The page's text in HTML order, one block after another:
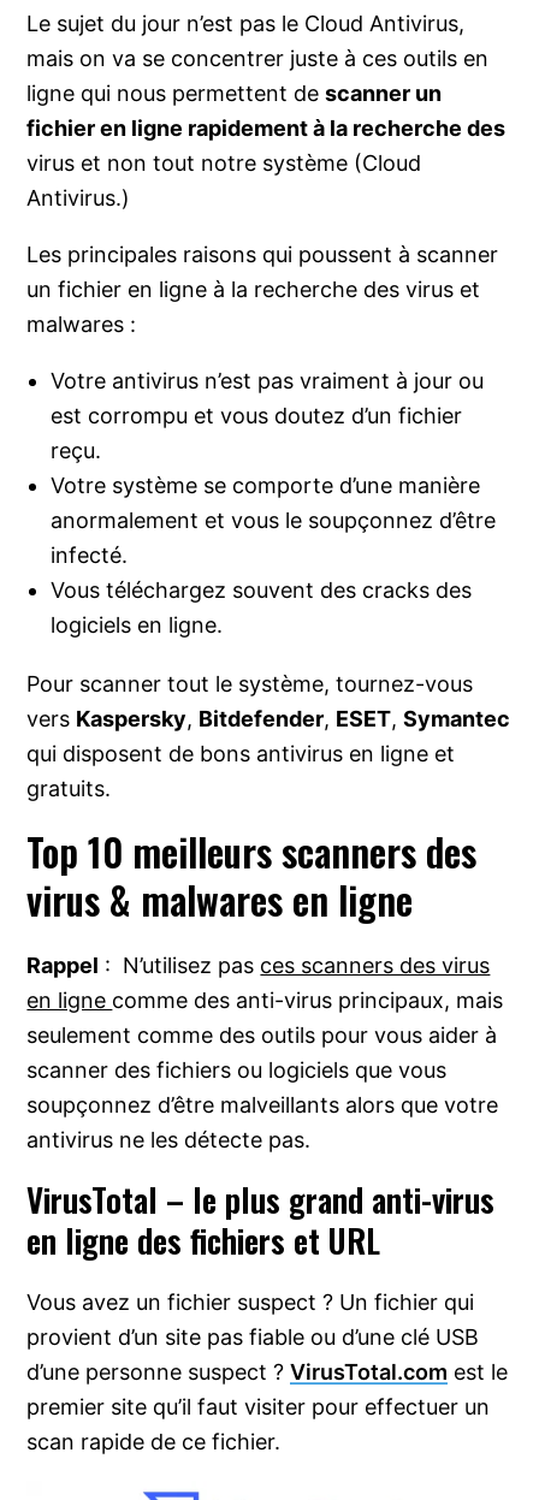
Le sujet du jour n’est pas le Cloud Antivirus,
mais on va se concentrer juste à ces outils en
ligne qui nous permettent descanner un
fichier en ligne rapidement à la recherche des
virus et non tout notre système (Cloud
Antivirus.)
Les principales raisons qui poussent à scanner
un fichier en ligne à la recherche des virus et
malwares :
Votre antivirus n’est pas vraiment à jour ou
est corrompu et vous doutez d’un fichier
reçu.
Votre système se comporte d’une manière
anormalement et vous le soupçonnez d’être
infecté.
Vous téléchargez souvent des cracks des
logiciels en ligne.
Pour scanner tout le système, tournez-vous
vers Kaspersky, Bitdefender, ESET,Symantec
qui disposent de bons antivirus en ligne et
gratuits.
Top 10 meilleurs scanners des
virus & malwares en ligne
Rappel : N’utilisez pas ces scanners des virus
en ligne comme des anti-virus principaux, mais
seulement comme des outils pour vous aider à
scanner des fichiers ou logiciels que vous
soupçonnez d’être malveillants alors que votre
antivirus ne les détecte pas.
VirusTotal – le plus grand anti-virus
en ligne des fichiers et URL
Vous avez un fichier suspect ? Un fichier qui
provient d’un site pas fiable ou d’une clé USB
d’une personne suspect ?VirusTotal.com est le
premier site qu’il faut visiter pour effectuer un
scan rapide de ce fichier.